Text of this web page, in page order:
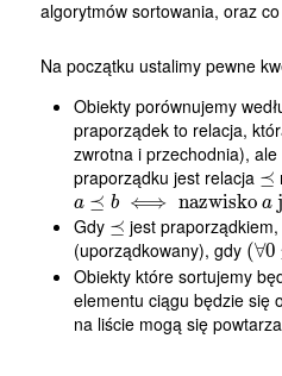
algorytmów sortowania, oraz
Na początku ustalimy pewne
Obiekty porównujemy
praporządek to relacja,
zwrotna i przechodnia),
praporządku jest relacja ⪯
⪯
a ⪯ b ⟺ nazwisko a
a⪯b ⟺ nazwiskoajest
Gdy ⪯
⪯ jest
(uporządkowany), gdy (∀0
(∀0≤
Obiekty które sortujemy
elementu ciągu będzie się
na liście mogą się